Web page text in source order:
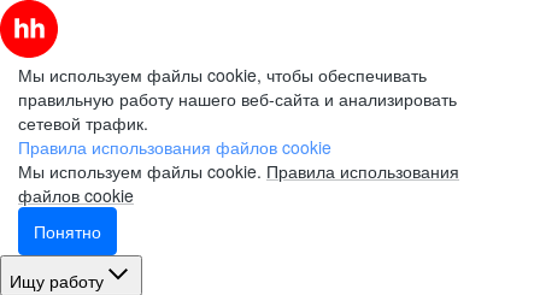
Мы используем файлы cookie, чтобы обеспечивать
правильную работу нашего веб-сайта и анализировать
сетевой трафик.
Правила использования файлов cookie
Мы используем файлы cookie. Правила использования
файлов cookie
Понятно
Ищу работу